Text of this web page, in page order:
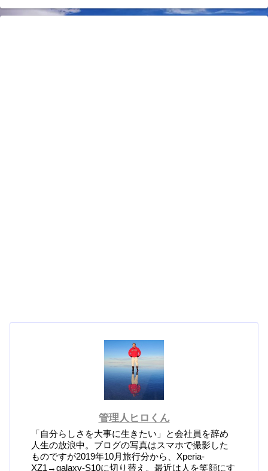
管理人ヒロくん
「自分らしさを大事に生きたい」と会社員を辞め
人生の放浪中。ブログの写真はスマホで撮影した
ものですが2019年10月旅行分から、Xperia-
XZ1→galaxy-S10に切り替え。最近は人を笑顔にす